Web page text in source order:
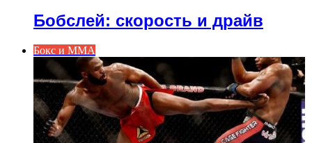
Бобслей: скорость и драйв
Бокс и ММА